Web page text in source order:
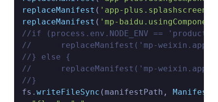
replaceManifest ( 'app-
replaceManifest ( 'mp-
//if (process.env.NODE_ENV ==
//	replaceManifest('mp-
//} else {
//	replaceManifest('mp-
//}
fs. writeFileSync (manifestPath, Manifest